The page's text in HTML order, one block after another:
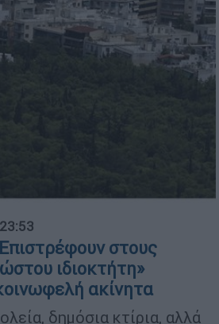
στους
ιδιοκτήτη»
ακίνητα
δημόσια κτίρια, αλλά